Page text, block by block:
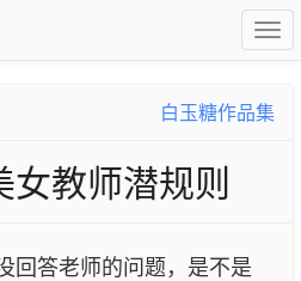
白玉糖作品集
女教师潜规则
回答老师的问题，是不是